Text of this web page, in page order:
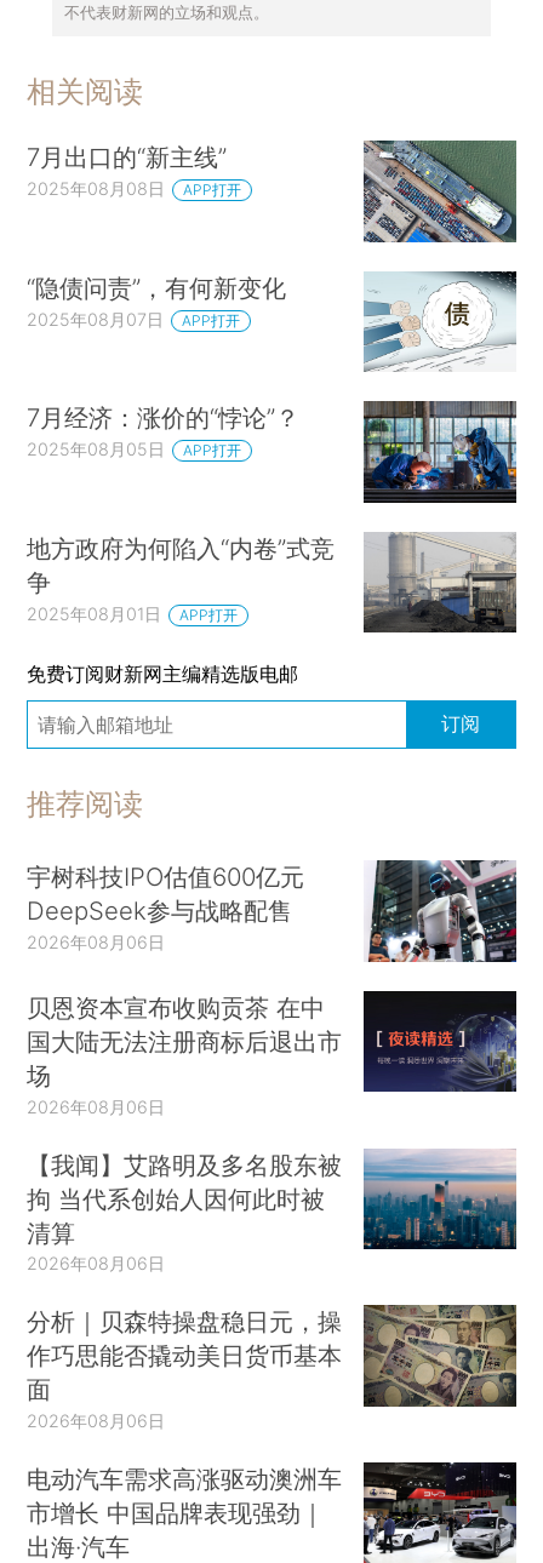
不代表财新网的立场和观点。
相关阅读
7月出口的“新主线”
2025年08月08日 APP打开
“隐债问责”，有何新变化
2025年08月07日 APP打开
7月经济：涨价的“悖论”？
2025年08月05日 APP打开
地方政府为何陷入“内卷”式竞
争
2025年08月01日 APP打开
免费订阅财新网主编精选版电邮
订阅
推荐阅读
宇树科技IPO估值600亿元
DeepSeek参与战略配售
2026年08月06日
贝恩资本宣布收购贡茶 在中
国大陆无法注册商标后退出市
场
2026年08月06日
【我闻】艾路明及多名股东被
拘 当代系创始人因何此时被
清算
2026年08月06日
分析｜贝森特操盘稳日元，操
作巧思能否撬动美日货币基本
面
2026年08月06日
电动汽车需求高涨驱动澳洲车
市增长 中国品牌表现强劲｜
出海·汽车